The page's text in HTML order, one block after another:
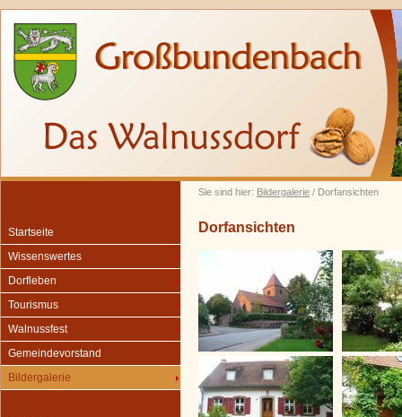
Sie sind hier: Bildergalerie / Dorfansichten
Startseite
Wissenswertes
Dorfleben
Tourismus
Walnussfest
Gemeindevorstand
Bildergalerie
Dorfansichten